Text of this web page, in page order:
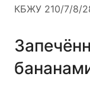
КБЖУ 210/7/8/